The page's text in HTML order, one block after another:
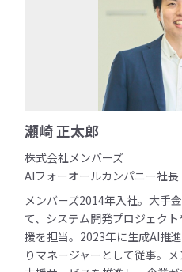
瀬崎 正太郎
株式会社メンバーズ
AIフォーオールカンパニー社長
メンバーズ2014年入社。大手
て、システム開発プロジェク
援を担当。2023年に生成AI推
りマネージャーとして従事。